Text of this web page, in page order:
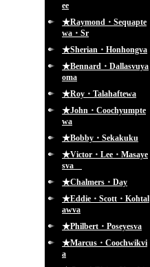
ee
★Raymond・Sequapte
wa・Sr
★Sherian・Honhongva
★Bennard・Dallasvuya
oma
★Roy・Talahaftewa
★John・Coochyumpte
wa
★Bobby・Sekakuku
★Victor・Lee・Masaye
sva
★Chalmers・Day
★Eddie・Scott・Kohtal
awva
★Philbert・Poseyesva
★Marcus・Coochwikvi
a